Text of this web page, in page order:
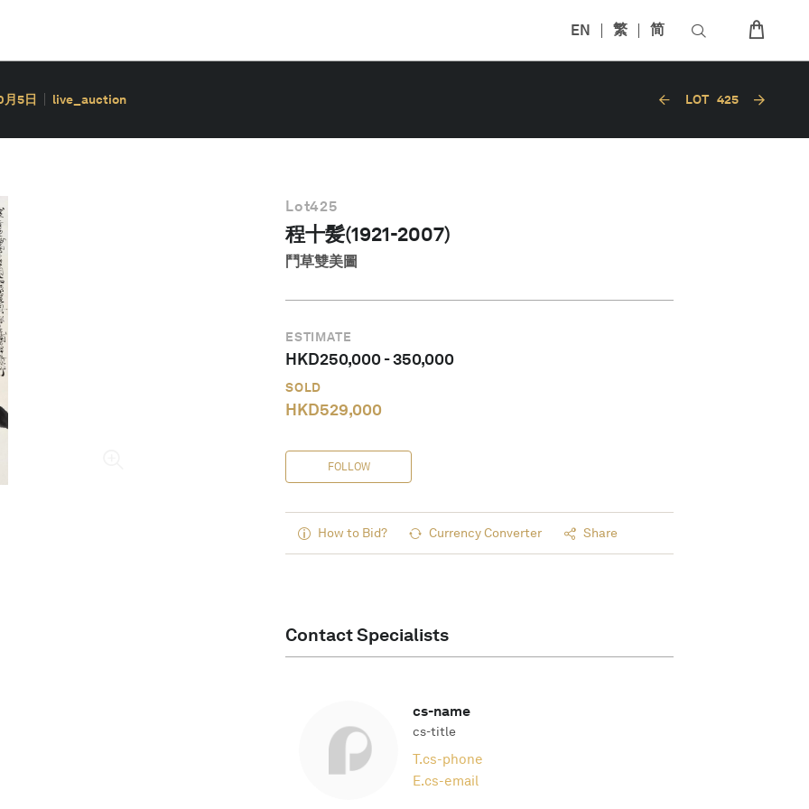
EN 繁 简
月5日 live_auction LOT 425
Lot425
程十髪(1921-2007)
鬥草雙美圖
ESTIMATE
HKD250,000-350,000
SOLD
HKD529,000
FOLLOW
How to Bid? Currency Converter Share
Contact Specialists
cs-name
cs-title
T.cs-phone
E.cs-email